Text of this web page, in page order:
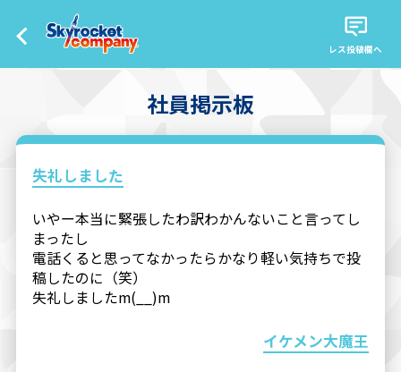
レス投稿欄へ
社員掲示板
失礼しました
いやー本当に緊張したわ訳わかんないこと言ってし
まったし
電話くると思ってなかったらかなり軽い気持ちで投
稿したのに（笑）
失礼しましたm(__)m
イケメン大魔王